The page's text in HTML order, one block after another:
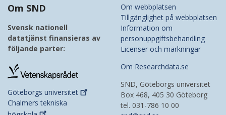
Om SND
Svensk nationell
datatjänst finansieras av
följande parter:
Göteborgs universitet
Chalmers tekniska
Om webbplatsen
Tillgänglighet på webbplatsen
Information om
personuppgiftsbehandling
Licenser och märkningar
Om Researchdata.se
SND, Göteborgs universitet
Box 468, 405 30 Göteborg
tel. 031-786 10 00